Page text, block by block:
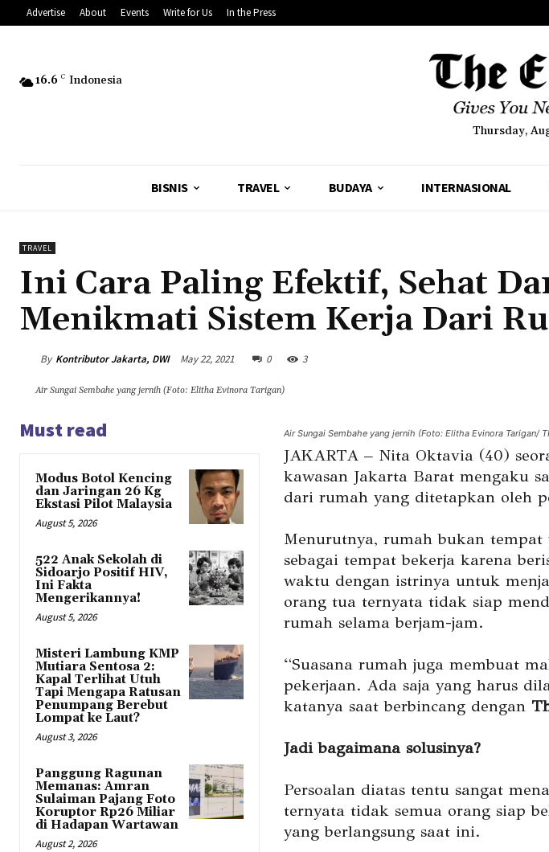
Advertise About Events Write for Us In the Press
16.6 C Indonesia
Thursday,
BISNIS TRAVEL BUDAYA INTERNASIONAL
TRAVEL
Ini Cara Paling Efektif, Sehat
Menikmati Sistem Kerja Dari
By Kontributor Jakarta, DWI May 22, 2021 0 3
Air Sungai Sembahe yang jernih (Foto: Elitha Evinora Tarigan)
Must read
Modus Botol Kencing
dan Jaringan 26 Kg
Ekstasi Pilot Malaysia
August 5, 2026
522 Anak Sekolah di
Sidoarjo Positif HIV,
Ini Fakta
Mengerikannya!
August 5, 2026
Misteri Lambung KMP
Mutiara Sentosa 2:
Kapal Terlihat Utuh
Tapi Mengapa Ratusan
Penumpang Berebut
Lompat ke Laut?
August 3, 2026
Panggung Ragunan
Memanas: Amran
Sulaiman Pajang Foto
Koruptor Rp26 Miliar
di Hadapan Wartawan
August 2, 2026
Air Sungai Sembahe yang jernih (Foto: Elitha Evinora Tarigan/
JAKARTA – Nita Oktavia (40)
kawasan Jakarta Barat mengaku
dari rumah yang ditetapkan oleh
Menurutnya, rumah bukan
sebagai tempat bekerja karena
waktu dengan istrinya untuk
orang tua ternyata tidak siap
rumah selama berjam-jam.
“Suasana rumah juga membuat
pekerjaan. Ada saja yang harus
katanya saat berbincang dengan
Jadi bagaimana solusinya?
Persoalan diatas tentu sangat
ternyata tidak semua orang siap
yang berlangsung saat ini.